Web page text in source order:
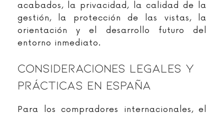
acabados, la privacidad, la calidad de la
gestión, la protección de las vistas, la
orientación y el desarrollo futuro del
entorno inmediato.
Consideraciones Legales Y
Prácticas En España
Para los compradores internacionales, el